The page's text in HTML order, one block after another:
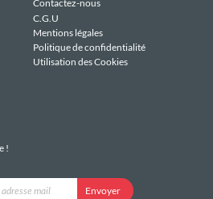
Contactez-nous
C.G.U
Mentions légales
Politique de confidentialité
Utilisation des Cookies
!